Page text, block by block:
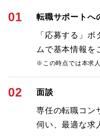
01 転職サポートへ
「応募する」
ムで基本情報を
※この時点では本求
02 面談
専任の転職コン
伺い、最適な求